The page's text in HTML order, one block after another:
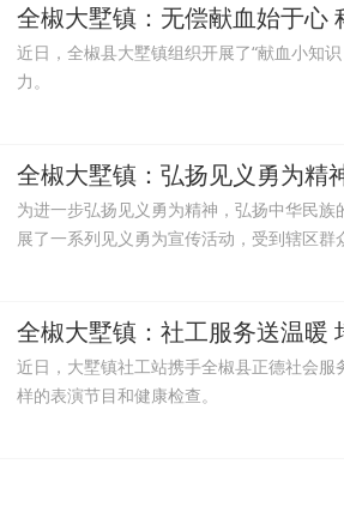
全椒大墅镇：无偿献血始于心
近日，全椒县大墅镇组织开展了“献血小知
力。
全椒大墅镇：弘扬见义勇为精
为进一步弘扬见义勇为精神，弘扬中华民
展了一系列见义勇为宣传活动，受到辖区群
全椒大墅镇：社工服务送温暖
近日，大墅镇社工站携手全椒县正德社会
样的表演节目和健康检查。